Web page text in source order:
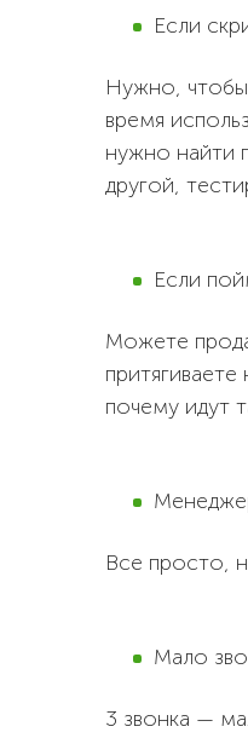
Если
Нужно, чтобы
время
нужно найти
другой,
Если
Можете
почему идут
Все просто,
Мало
3 звонка —